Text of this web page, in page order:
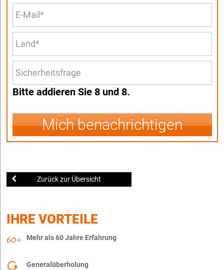
Bitte addieren Sie 8 und 8.
Mich benachrichtigen
Zurück zur Übersicht
IHRE VORTEILE
Mehr als 60 Jahre Erfahrung
Generalüberholung